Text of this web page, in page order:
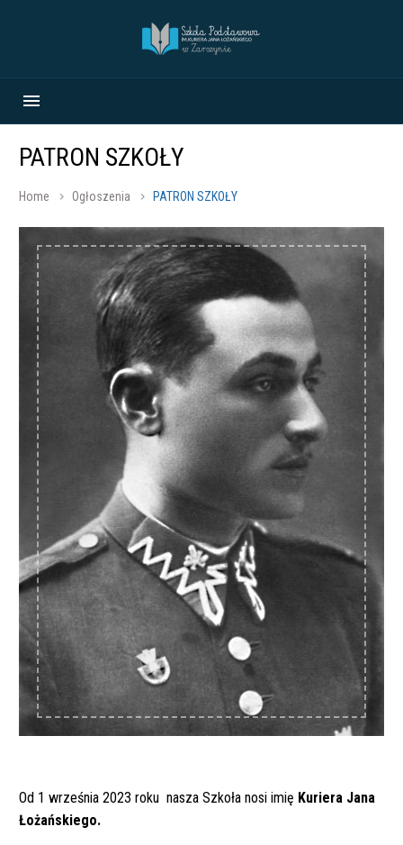
PATRON SZKOŁY
Home Ogłoszenia PATRON SZKOŁY
Od 1 września 2023 roku nasza Szkoła nosi imię Kuriera Jana
Łożańskiego.